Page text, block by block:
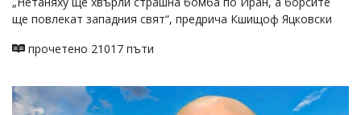
ще повлекат западния свят“, предрича Кшищоф Яцковски
прочетено 21017 пъти